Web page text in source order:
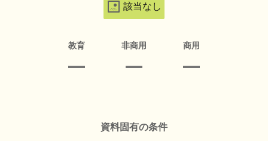
該当なし
教育 非商用 商用
資料固有の条件